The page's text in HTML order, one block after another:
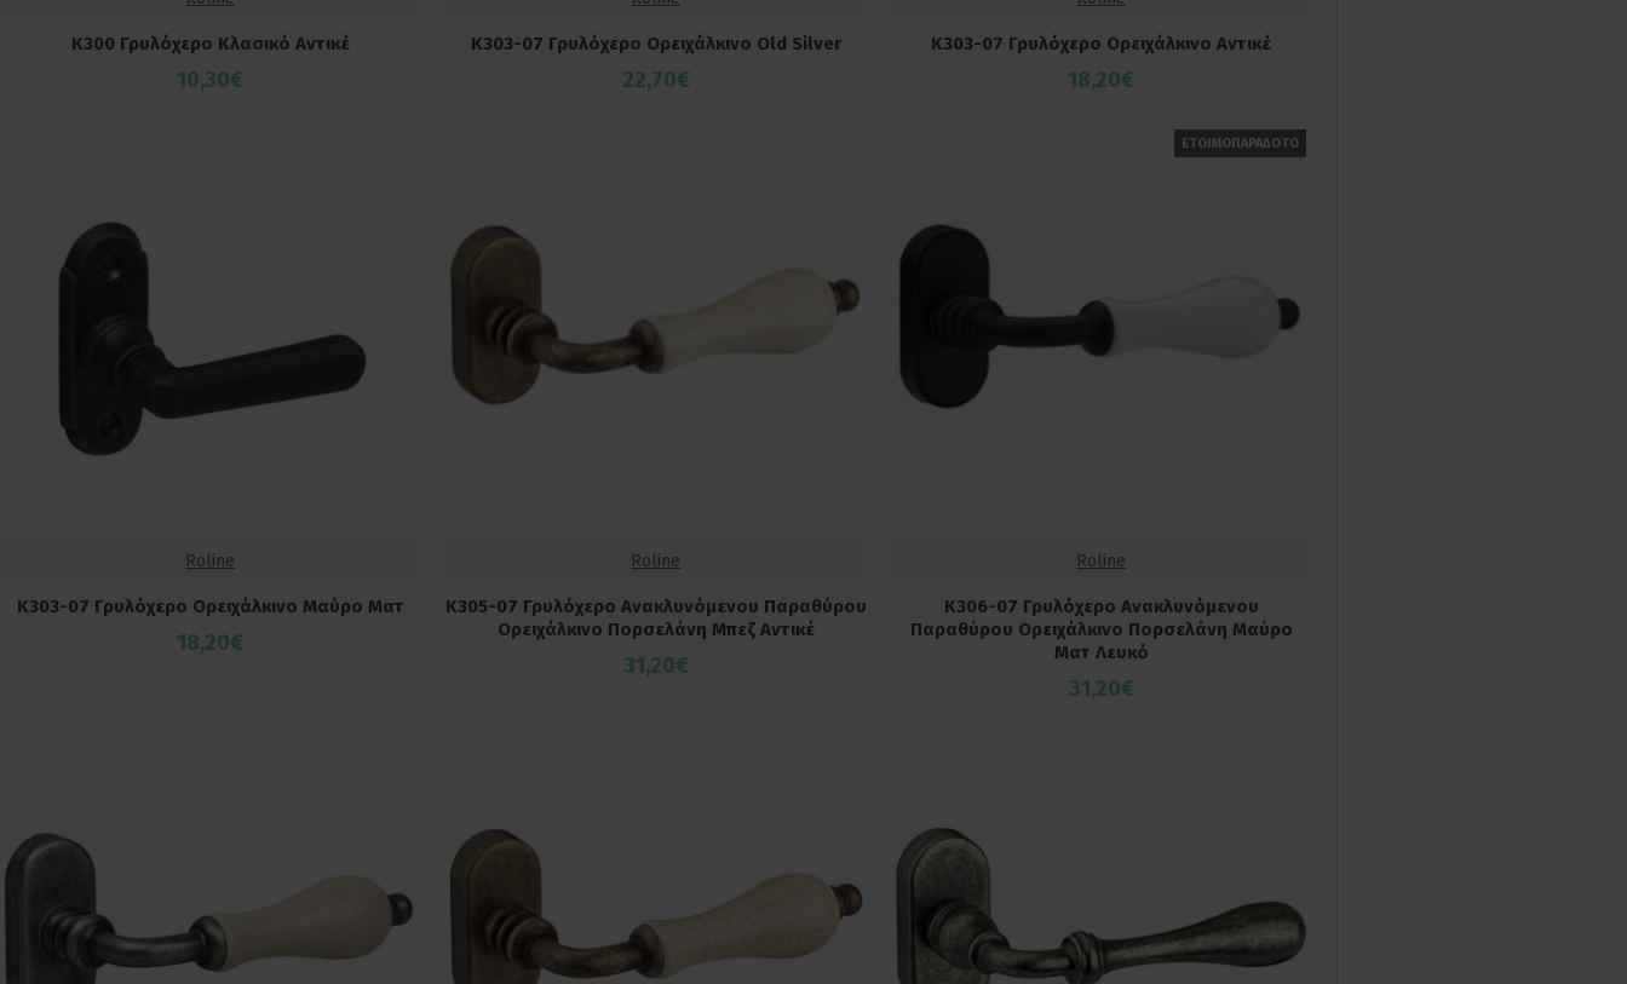
K300 Γρυλόχερο Κλασικό Αντικέ
10,30€
K303-07 Γρυλόχερο Ορειχάλκινο Old Silver
22,70€
K303-07 Γρυλόχερο Ορειχάλκινο Αντικέ
18,20€
Roline
K303-07 Γρυλόχερο Ορειχάλκινο Μαύρο Ματ
18,20€
Roline
K305-07 Γρυλόχερο Ανακλυνόμενου Παραθύρου
Ορειχάλκινο Πορσελάνη Μπεζ Αντικέ
31,20€
ΕΤΟΙΜΟΠΑΡΑΔΟΤΟ
Roline
K306-07 Γρυλόχερο Ανακλυνόμενου
Παραθύρου Ορειχάλκινο Πορσελάνη Μαύρο
Ματ Λευκό
31,20€